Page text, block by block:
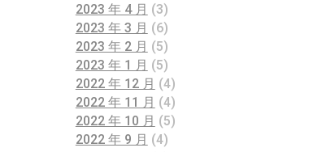
2023 年 4 月 (3)
2023 年 3 月 (6)
2023 年 2 月 (5)
2023 年 1 月 (5)
2022 年 12 月 (4)
2022 年 11 月 (4)
2022 年 10 月 (5)
2022 年 9 月 (4)